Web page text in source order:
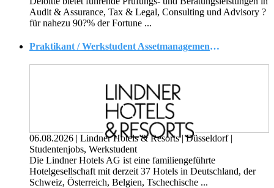
Audit & Assurance, Tax & Legal, Consulting und Advisory ?
für nahezu 90?% der Fortune ...
Praktikant / Werkstudent Assetmanagement (m/w/d)
06.08.2026 | Lindner Hotels & Resorts| Düsseldorf |
Studentenjobs, Werkstudent
Die Lindner Hotels AG ist eine familiengeführte
Hotelgesellschaft mit derzeit 37 Hotels in Deutschland, der
Schweiz, Österreich, Belgien, Tschechische ...